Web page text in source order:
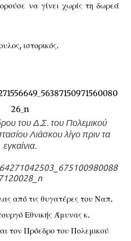
να γίνει χωρίς τη δωρεά
ιστορικός.
του Δ.Σ. του Πολεμικού
Λιάσκου λίγο πριν τα
εγκαίνια.
από τις θυγατέρες του Ναπ.
Εθνικής Άμυνας κ.
τον Πρόεδρο του Πολεμικού